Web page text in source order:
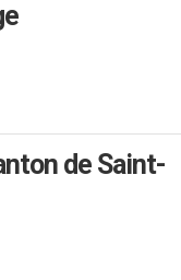
de Saint-